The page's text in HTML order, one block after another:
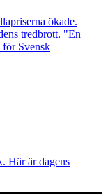
ökade.
tredbrott. "En
Svensk
Här är dagens